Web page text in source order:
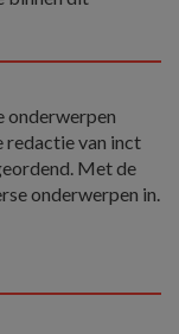
onderwerpen
redactie van inct
Met de
onderwerpen in.